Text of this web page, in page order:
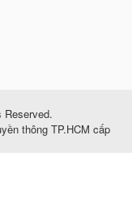
Reserved.
thông TP.HCM cấp